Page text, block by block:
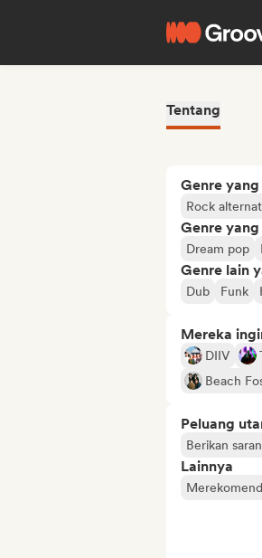
Tentang
Genre
Rock
Genre
Dream pop
Genre lain
Dub Funk
Mereka
DIIV
Beach
Peluang
Berikan
Lainnya